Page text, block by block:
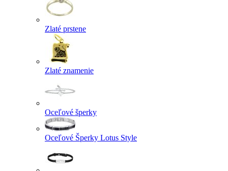
Zlaté prstene
Zlaté znamenie
Oceľové šperky
Oceľové Šperky Lotus Style